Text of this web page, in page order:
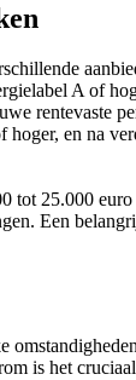
A of
rentevaste
en na
25.000
Een
is het